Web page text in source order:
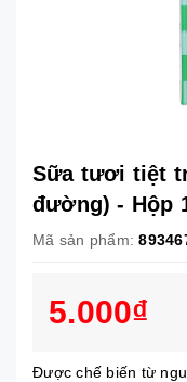
Sữa tươi tiệt
đường) - Hộp
Mã sản phẩm:
5.000₫
Được chế biến từ